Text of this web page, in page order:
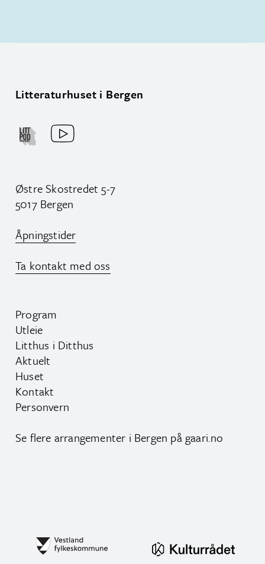
Litteraturhuset i Bergen
Østre Skostredet 5-7
5017 Bergen
Åpningstider
Ta kontakt med oss
Program
Utleie
Litthus i Ditthus
Aktuelt
Huset
Kontakt
Personvern
Se flere arrangementer i Bergen på gaari.no